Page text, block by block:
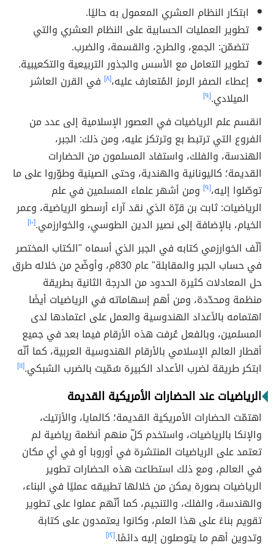
ابتكار النظام العشري المعمول به حاليًا.
تطوير العمليات الحسابية على النظام العشري والتي
تتضمّن: الجمع، والطرح، والقسمة، والضرب.
تطوير التعامل مع الأسس والجذور التربيعية والتكعيبية.
إعطاء الصفر الرمز المُتعارف عليه،[٨] في القرن العاشر
الميلادي.[٩]
انقسم علم الرياضيات في العصور الإسلامية إلى عدد من
الفروع التي ترتبط بع وترتكز عليه، ومن ذلك: الجبر،
الهندسة، والفلك، واستفاد المسلمون من الحضارات
القديمة؛ كاليونانية والهندية، وحتى الصينية وطوّروا على ما
توصّلوا إليه،[٩]
ومن أشهر علماء المسلمين في علم
الرياضيات: ثابت بن قرّة الذي نقد آراء أرسطو الرياضية، وعمر
الخيام، بالإضافة إلى نصير الدين الطوسي، والخوارزمي.[١٠]
ألّف الخوارزمي كتابه في الجبر الذي أسماه "الكتاب المختصر
في حساب الجبر والمقابلة" عام 830م، وأوضّح من خلاله طرق
حل المعادلات كثيرة الحدود من الدرجة الثانية بطريقة
منظمة ومحدّدة، ومن أهم إسهاماته في الرياضيات أيضًا
اهتمامه بالأعداد الهندوسية والعمل على اعتمادها لدى
المسلمين، وبالفعل عُرفت هذه الأرقام فيما بعد في جميع
أقطار العالم الإسلامي بالأرقام الهندوسية العربية، كما أنّه
ابتكر طريقة لضرب الأعداد الكبيرة سُمّيت بالضرب الشبكي.[١١]
الرياضيات عند الحضارات الأمريكية القديمة
اهتمّت الحضارات الأمريكية القديمة؛ كالمايا، والأزتيك،
والإنكا بالرياضيات، واستخدم كلّ منهم أنظمة رياضية لم
تعتمد على الرياضيات المنتشرة في أوروبا أو في أي مكان
في العالم، ومع ذلك استطاعت هذه الحضارات تطوير
الرياضيات بصورة يمكن من خلالها تطبيقه عمليًا في البناء،
والهندسة، والفلك، والتنجيم، كما أنّهم عملوا على تطوير
تقويم بناءً على هذا العلم، وكانوا يعتمدون على كتابة
وتدوين أهم ما يتوصلون إليه دائمًا.[١٢]